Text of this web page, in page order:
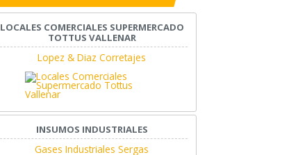
LOCALES COMERCIALES SUPERMERCADO
TOTTUS VALLENAR
Lopez & Diaz Corretajes
INSUMOS INDUSTRIALES
Gases Industriales Sergas